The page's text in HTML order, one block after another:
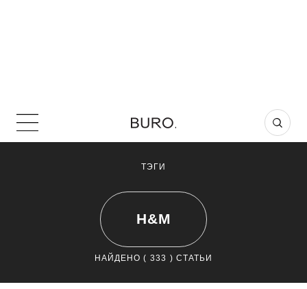
ТЭГИ
H&M
НАЙДЕНО ( 333 ) СТАТЬИ